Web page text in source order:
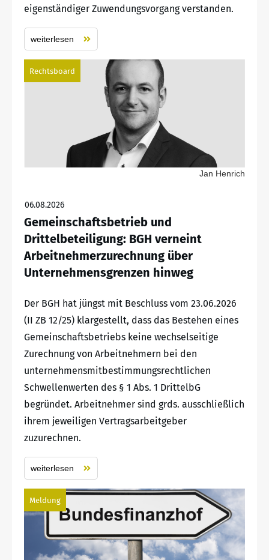
eigenständiger Zuwendungsvorgang verstanden.
weiterlesen
Rechtsboard
Jan Henrich
06.08.2026
Gemeinschaftsbetrieb und
Drittelbeteiligung: BGH verneint
Arbeitnehmerzurechnung über
Unternehmensgrenzen hinweg
Der BGH hat jüngst mit Beschluss vom 23.06.2026
(II ZB 12/25) klargestellt, dass das Bestehen eines
Gemeinschaftsbetriebs keine wechselseitige
Zurechnung von Arbeitnehmern bei den
unternehmensmitbestimmungsrechtlichen
Schwellenwerten des § 1 Abs. 1 DrittelbG
begründet. Arbeitnehmer sind grds. ausschließlich
ihrem jeweiligen Vertragsarbeitgeber
zuzurechnen.
weiterlesen
Meldung